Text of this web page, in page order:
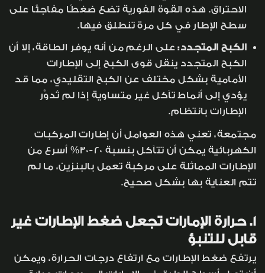
الاحتراق. هذه القوة الفورية تضع ضغطًا مفاجئًا على
سطح الإطار في كل مرة تنطلق فيها.
الكبح المتجدد:على الرغم من أنه يوفر الطاقة، إلا أن
الكبح المتجدد ينقل قوى الكبح إلى الإطارات
الأمامية بشكل مختلف عن الكبح التقليدي، مما قد
يؤدي إلى أنماط تآكل غير متساوية إذا لم تُدوَّر
الإطارات بانتظام.
مجتمعة، تعني هذه العوامل أن إطارات المركبات
الكهربائية يمكن أن تتآكل بنسبة 20-30% أسرع من
الإطارات المماثلة على مركبة تعمل بالبنزين، ما لم
تتم العناية بها بشكل صحيح.
1. حرارة الإمارات تجعل ضغط الإطارات غير
قابل للتنبؤ
يرتفع ضغط الإطارات مع ارتفاع درجات الحرارة، ويمكن